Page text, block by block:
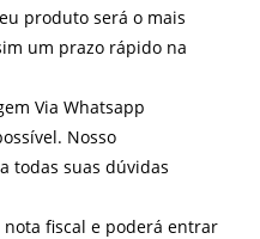
produto será o mais
um prazo rápido na
Via Whatsapp
Nosso
todas suas dúvidas
nota fiscal e poderá entrar